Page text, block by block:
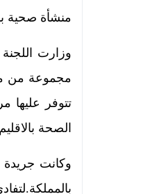
منشأة صحية
وزارت
مجموعة من
تتوفر عليها
الصحة
وكانت